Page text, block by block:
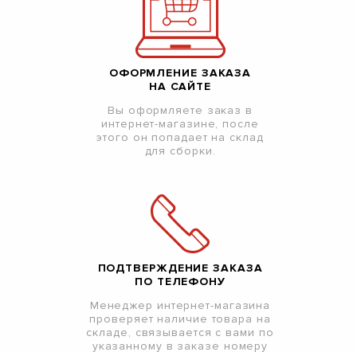
ОФОРМЛЕНИЕ ЗАКАЗА
НА САЙТЕ
Вы оформляете заказ в
интернет-магазине, после
этого он попадает на склад
для сборки.
ПОДТВЕРЖДЕНИЕ ЗАКАЗА
ПО ТЕЛЕФОНУ
Менеджер интернет-магазина
проверяет наличие товара на
складе, связывается с вами по
указанному в заказе номеру